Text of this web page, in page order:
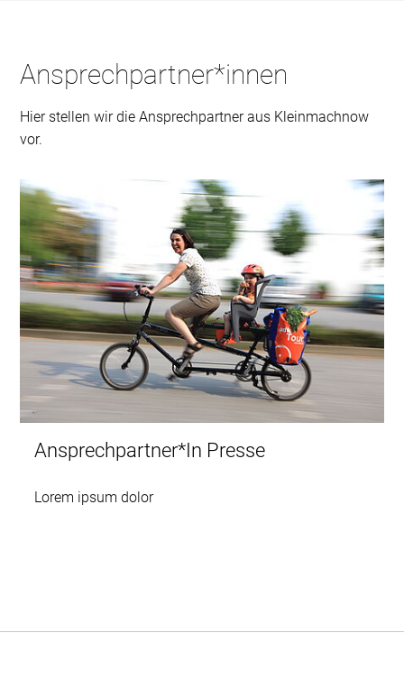
Ansprechpartner*innen
Hier stellen wir die Ansprechpartner aus Kleinmachnow
vor.
Ansprechpartner*In Presse
Lorem ipsum dolor